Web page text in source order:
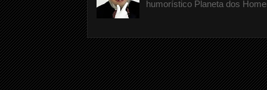
humorístico Planeta dos